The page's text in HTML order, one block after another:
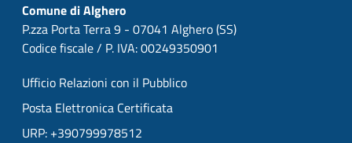
Comune di Alghero
P.zza Porta Terra 9 - 07041 Alghero (SS)
Codice fiscale / P. IVA: 00249350901
Ufficio Relazioni con il Pubblico
Posta Elettronica Certificata
URP: +390799978512